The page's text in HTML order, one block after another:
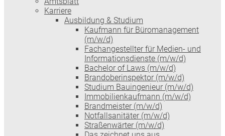
Karriere
Ausbildung & Studium
Kaufmann für Büromanagement
(m/w/d)
Fachangestellter für Medien- und
Informationsdienste (m/w/d)
Bachelor of Laws (m/w/d)
Brandoberinspektor (m/w/d)
Studium Bauingenieur (m/w/d)
Immobilienkaufmann (m/w/d)
Brandmeister (m/w/d)
Notfallsanitäter (m/w/d)
Straßenwärter (m/w/d)